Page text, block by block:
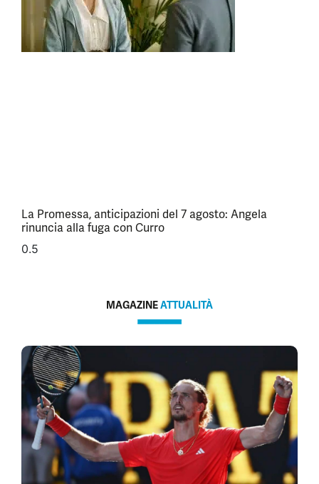
La Promessa, anticipazioni del 7 agosto: Angela
rinuncia alla fuga con Curro
MAGAZINEATTUALITÀ